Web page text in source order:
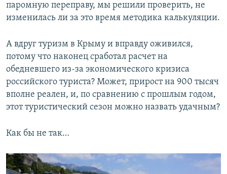
паромную переправу, мы решили проверить, не
изменилась ли за это время методика калькуляции.
А вдруг туризм в Крыму и вправду оживился,
потому что наконец сработал расчет на
обедневшего из-за экономического кризиса
российского туриста? Может, прирост на 900 тысяч
вполне реален, и, по сравнению с прошлым годом,
этот туристический сезон можно назвать удачным?
Как бы не так…